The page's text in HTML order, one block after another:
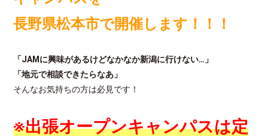
長野県松本市で開催します！！！
「JAMに興味があるけどなかなか新潟に行けない…」
「地元で相談できたらなあ」
そんなお気持ちの方は必見です！
※出張オープンキャンパスは定